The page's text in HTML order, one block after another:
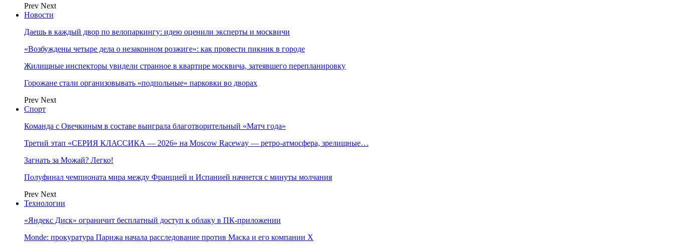
Prev Next
Новости
Даешь в каждый двор по велопаркингу: идею оценили эксперты и москвичи
«Возбуждены четыре дела о незаконном розжиге»: как провести пикник в городе
Жилищные инспекторы увидели странное в квартире москвича, затеявшего перепланировку
Горожане стали организовывать «подпольные» парковки во дворах
Prev Next
Спорт
Команда с Овечкиным в составе выиграла благотворительный «Матч года»
Третий этап «СЕРИЯ КЛАССИКА — 2026» на Moscow Raceway — ретро‑атмосфера, зрелищные…
Загнать за Можай? Легко!
Полуфинал чемпионата мира между Францией и Испанией начнется с минуты молчания
Prev Next
Технологии
«Яндекс Диск» ограничит бесплатный доступ к облаку в ПК-приложении
Monde: прокуратура Парижа начала расследование против Маска и его компании X